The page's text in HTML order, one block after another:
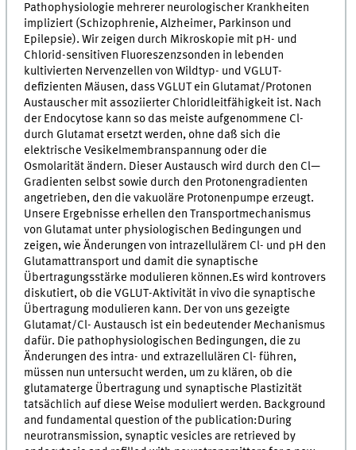
Pathophysiologie mehrerer neurologischer Krankheiten
impliziert (Schizophrenie, Alzheimer, Parkinson und
Epilepsie). Wir zeigen durch Mikroskopie mit pH- und
Chlorid-sensitiven Fluoreszenzsonden in lebenden
kultivierten Nervenzellen von Wildtyp- und VGLUT-
defizienten Mäusen, dass VGLUT ein Glutamat/Protonen
Austauscher mit assoziierter Chloridleitfähigkeit ist. Nach
der Endocytose kann so das meiste aufgenommene Cl-
durch Glutamat ersetzt werden, ohne daß sich die
elektrische Vesikelmembranspannung oder die
Osmolarität ändern. Dieser Austausch wird durch den Cl—
Gradienten selbst sowie durch den Protonengradienten
angetrieben, den die vakuoläre Protonenpumpe erzeugt.
Unsere Ergebnisse erhellen den Transportmechanismus
von Glutamat unter physiologischen Bedingungen und
zeigen, wie Änderungen von intrazellulärem Cl- und pH den
Glutamattransport und damit die synaptische
Übertragungsstärke modulieren können.Es wird kontrovers
diskutiert, ob die VGLUT-Aktivität in vivo die synaptische
Übertragung modulieren kann. Der von uns gezeigte
Glutamat/Cl- Austausch ist ein bedeutender Mechanismus
dafür. Die pathophysiologischen Bedingungen, die zu
Änderungen des intra- und extrazellulären Cl- führen,
müssen nun untersucht werden, um zu klären, ob die
glutamaterge Übertragung und synaptische Plastizität
tatsächlich auf diese Weise moduliert werden. Background
and fundamental question of the publication:During
neurotransmission, synaptic vesicles are retrieved by